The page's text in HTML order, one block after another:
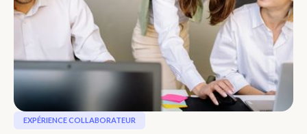
EXPÉRIENCE COLLABORATEUR